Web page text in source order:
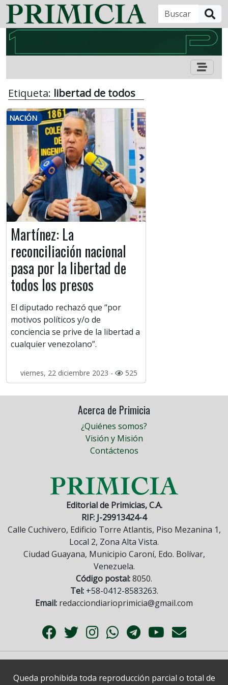
Etiqueta: libertad de todos
NACIÓN
Martínez: La
reconciliación nacional
pasa por la libertad de
todos los presos
El diputado rechazó que “por
motivos políticos y/o de
conciencia se prive de la libertad a
cualquier venezolano”.
viernes, 22 diciembre 2023 - 525
Acerca de Primicia
¿Quiénes somos?
Visión y Misión
Contáctenos
Editorial de Primicias, C.A.
RIF: J-29913424-4
Calle Cuchivero, Edificio Torre Atlantis, Piso Mezanina 1,
Local 2, Zona Alta Vista.
Ciudad Guayana, Municipio Caroní, Edo. Bolívar,
Venezuela.
Código postal:8050.
Tel:+58-0412-8583263.
Email: redacciondiarioprimicia@gmail.com
Queda prohibida toda reproducción parcial o total de